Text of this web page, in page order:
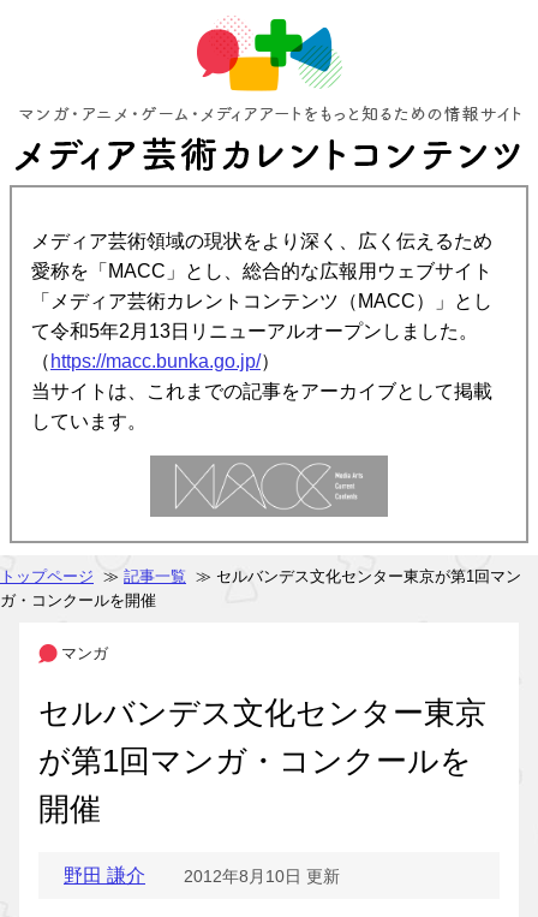
メディア芸術領域の現状をより深く、広く伝えるため
愛称を「MACC」とし、総合的な広報用ウェブサイト
「メディア芸術カレントコンテンツ（MACC）」とし
て令和5年2月13日リニューアルオープンしました。
（ https://macc.bunka.go.jp/）
当サイトは、これまでの記事をアーカイブとして掲載
しています。
トップページ ≫ 記事一覧 ≫ セルバンデス文化センター東京が第1回マン
ガ・コンクールを開催
マンガ
セルバンデス文化センター東京
が第1回マンガ・コンクールを
開催
野田 謙介 2012年8月10日 更新